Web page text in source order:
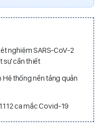
nghiệm SARS-CoV-2
cần thiết
Hệ thống nền tảng quản
ca mắc Covid-19